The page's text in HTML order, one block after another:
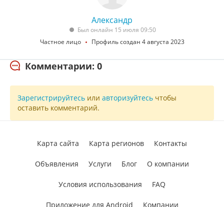
Александр
Был онлайн 15 июля 09:50
Частное лицо
Профиль создан 4 августа 2023
Комментарии: 0
Зарегистрируйтесь или авторизуйтесь чтобы
оставить комментарий.
Карта сайта Карта регионов Контакты
Объявления Услуги Блог О компании
Условия использования FAQ
Приложение для Android Компании